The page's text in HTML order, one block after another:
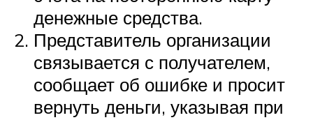
денежные средства.
Представитель организации
связывается с получателем,
сообщает об ошибке и просит
вернуть деньги, указывая при